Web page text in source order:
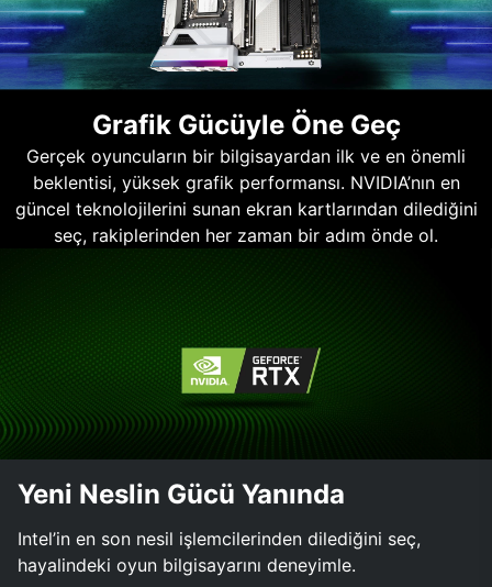
Grafik Gücüyle Öne Geç
Gerçek oyuncuların bir bilgisayardan ilk ve en önemli
beklentisi, yüksek grafik performansı. NVIDIA’nın en
güncel teknolojilerini sunan ekran kartlarından dilediğini
seç, rakiplerinden her zaman bir adım önde ol.
Yeni Neslin Gücü Yanında
Intel’in en son nesil işlemcilerinden dilediğini seç,
hayalindeki oyun bilgisayarını deneyimle.